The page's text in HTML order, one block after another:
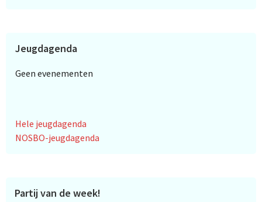
Jeugdagenda
Geen evenementen
Hele jeugdagenda
NOSBO-jeugdagenda
Partij van de week!